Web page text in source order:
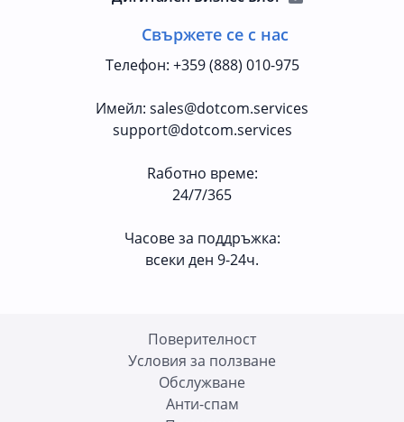
Свържете се с нас
Телефон: +359 (888) 010-975
Имейл: sales@dotcom.services
support@dotcom.services
Rаботно време:
24/7/365
Часове за поддръжка:
всеки ден 9-24ч.
Поверителност
Условия за ползване
Oбслужване
Анти-спам